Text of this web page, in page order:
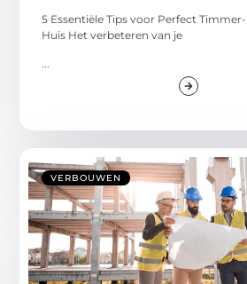
5 Essentiële Tips voor Perfect
Huis Het verbeteren van je
VERBOUWEN